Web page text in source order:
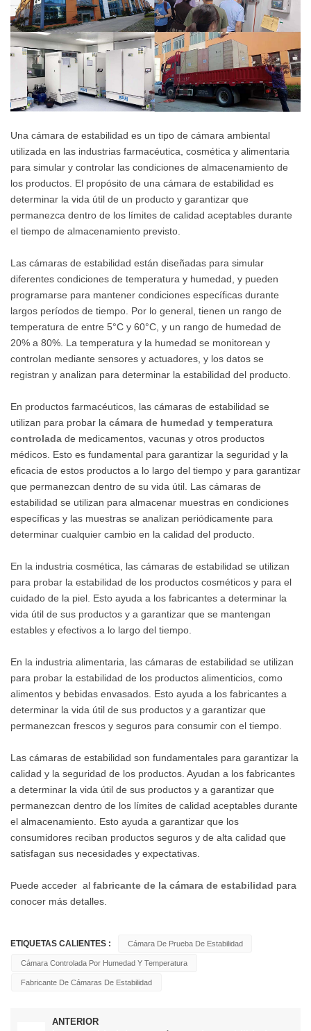
Una cámara de estabilidad es un tipo de cámara ambiental
utilizada en las industrias farmacéutica, cosmética y alimentaria
para simular y controlar las condiciones de almacenamiento de
los productos. El propósito de una cámara de estabilidad es
determinar la vida útil de un producto y garantizar que
permanezca dentro de los límites de calidad aceptables durante
el tiempo de almacenamiento previsto.
Las cámaras de estabilidad están diseñadas para simular
diferentes condiciones de temperatura y humedad, y pueden
programarse para mantener condiciones específicas durante
largos períodos de tiempo. Por lo general, tienen un rango de
temperatura de entre 5°C y 60°C, y un rango de humedad de
20% a 80%. La temperatura y la humedad se monitorean y
controlan mediante sensores y actuadores, y los datos se
registran y analizan para determinar la estabilidad del producto.
En productos farmacéuticos, las cámaras de estabilidad se
utilizan para probar la cámara de humedad y temperatura
controlada de medicamentos, vacunas y otros productos
médicos. Esto es fundamental para garantizar la seguridad y la
eficacia de estos productos a lo largo del tiempo y para garantizar
que permanezcan dentro de su vida útil. Las cámaras de
estabilidad se utilizan para almacenar muestras en condiciones
específicas y las muestras se analizan periódicamente para
determinar cualquier cambio en la calidad del producto.
En la industria cosmética, las cámaras de estabilidad se utilizan
para probar la estabilidad de los productos cosméticos y para el
cuidado de la piel. Esto ayuda a los fabricantes a determinar la
vida útil de sus productos y a garantizar que se mantengan
estables y efectivos a lo largo del tiempo.
En la industria alimentaria, las cámaras de estabilidad se utilizan
para probar la estabilidad de los productos alimenticios, como
alimentos y bebidas envasados. Esto ayuda a los fabricantes a
determinar la vida útil de sus productos y a garantizar que
permanezcan frescos y seguros para consumir con el tiempo.
Las cámaras de estabilidad son fundamentales para garantizar la
calidad y la seguridad de los productos. Ayudan a los fabricantes
a determinar la vida útil de sus productos y a garantizar que
permanezcan dentro de los límites de calidad aceptables durante
el almacenamiento. Esto ayuda a garantizar que los
consumidores reciban productos seguros y de alta calidad que
satisfagan sus necesidades y expectativas.
Puede acceder al fabricante de la cámara de estabilidad para
conocer más detalles.
ETIQUETAS CALIENTES : Cámara De Prueba De Estabilidad
Cámara Controlada Por Humedad Y Temperatura
Fabricante De Cámaras De Estabilidad
ANTERIOR